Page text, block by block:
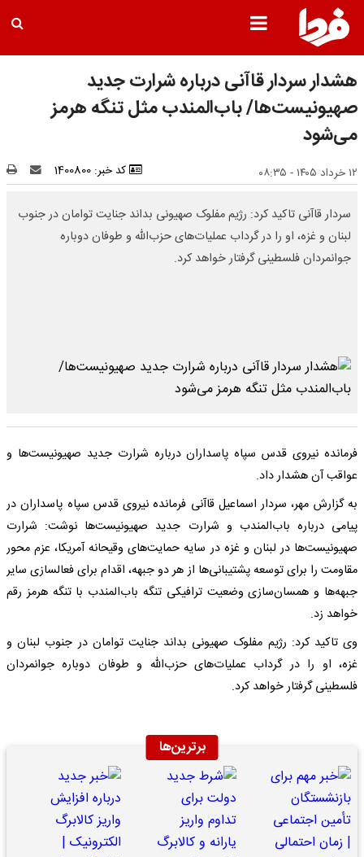
هشدار سردار قاآنی درباره شرارت جدید
صهیونیست‌ها/ باب‌المندب مثل تنگه هرمز
می‌شود
۱۲ خرداد ۱۴۰۵ - ۰۸:۳۵ کد خبر: 1400800
سردار قاآنی تاکید کرد: رژیم مفلوک صهیونی بداند جنایت توامان در جنوب
لبنان و غزه، او را در گرداب عملیات‌های حزب‌الله و طوفان دوباره
جوانمردان فلسطینی گرفتار خواهد کرد.
فرمانده نیروی قدس سپاه پاسداران درباره شرارت جدید صهیونیست‌ها و
عواقب آن هشدار داد.
به گزارش مهر، سردار اسماعیل قاآنی فرمانده نیروی قدس سپاه پاسداران در
پیامی درباره باب‌المندب و شرارت جدید صهیونیست‌ها نوشت: شرارت
صهیونیست‌ها در لبنان و غزه در سایه حمایت‌های وقیحانه آمریکا، عزم محور
مقاومت را برای توسعه پشتیبانی‌ها از هر دو جبهه، اقدام برای فعالسازی سایر
جبهه‌ها و همسان‌سازی وضعیت ترافیکی تنگه باب‌المندب با تنگه هرمز رقم
خواهد زد.
وی تاکید کرد: رژیم مفلوک صهیونی بداند جنایت توامان در جنوب لبنان و
غزه، او را در گرداب عملیات‌های حزب‌الله و طوفان دوباره جوانمردان
فلسطینی گرفتار خواهد کرد.
برترین‌ها